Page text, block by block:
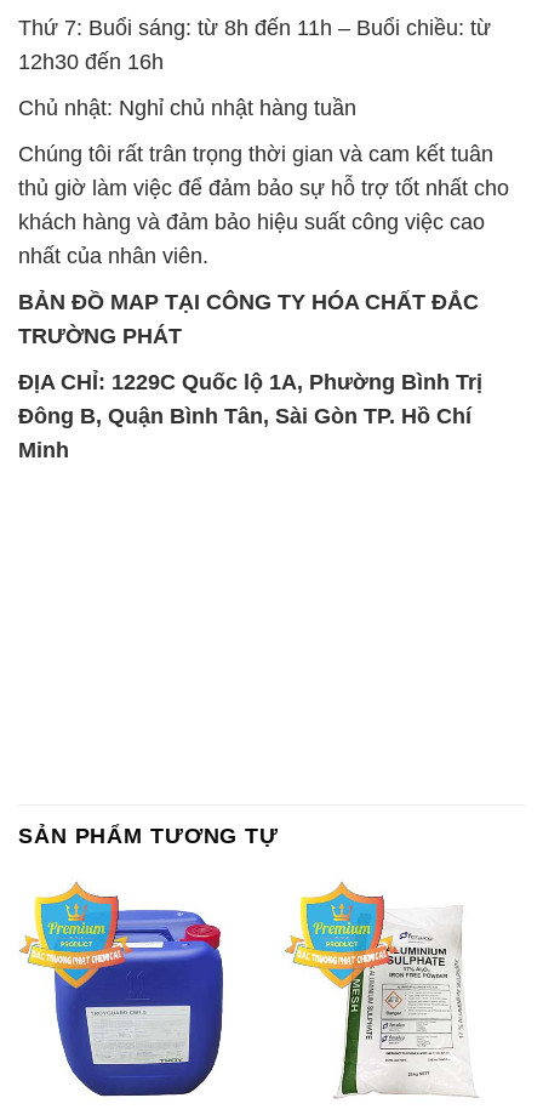
Thứ 7: Buổi sáng: từ 8h đến 11h – Buổi chiều: từ
12h30 đến 16h
Chủ nhật: Nghỉ chủ nhật hàng tuần
Chúng tôi rất trân trọng thời gian và cam kết tuân
thủ giờ làm việc để đảm bảo sự hỗ trợ tốt nhất cho
khách hàng và đảm bảo hiệu suất công việc cao
nhất của nhân viên.
BẢN ĐỒ MAP TẠI CÔNG TY HÓA CHẤT ĐẮC
TRƯỜNG PHÁT
ĐỊA CHỈ: 1229C Quốc lộ 1A, Phường Bình Trị
Đông B, Quận Bình Tân, Sài Gòn TP. Hồ Chí
Minh
SẢN PHẨM TƯƠNG TỰ